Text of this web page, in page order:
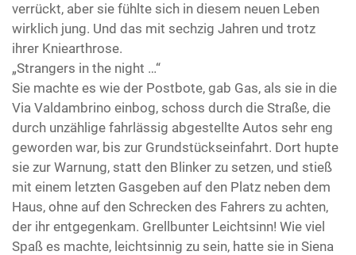
verrückt, aber sie fühlte sich in diesem neuen Leben
wirklich jung. Und das mit sechzig Jahren und trotz
ihrer Kniearthrose.
„Strangers in the night …“
Sie machte es wie der Postbote, gab Gas, als sie in die
Via Valdambrino einbog, schoss durch die Straße, die
durch unzählige fahrlässig abgestellte Autos sehr eng
geworden war, bis zur Grundstückseinfahrt. Dort hupte
sie zur Warnung, statt den Blinker zu setzen, und stieß
mit einem letzten Gasgeben auf den Platz neben dem
Haus, ohne auf den Schrecken des Fahrers zu achten,
der ihr entgegenkam. Grellbunter Leichtsinn! Wie viel
Spaß es machte, leichtsinnig zu sein, hatte sie in Siena